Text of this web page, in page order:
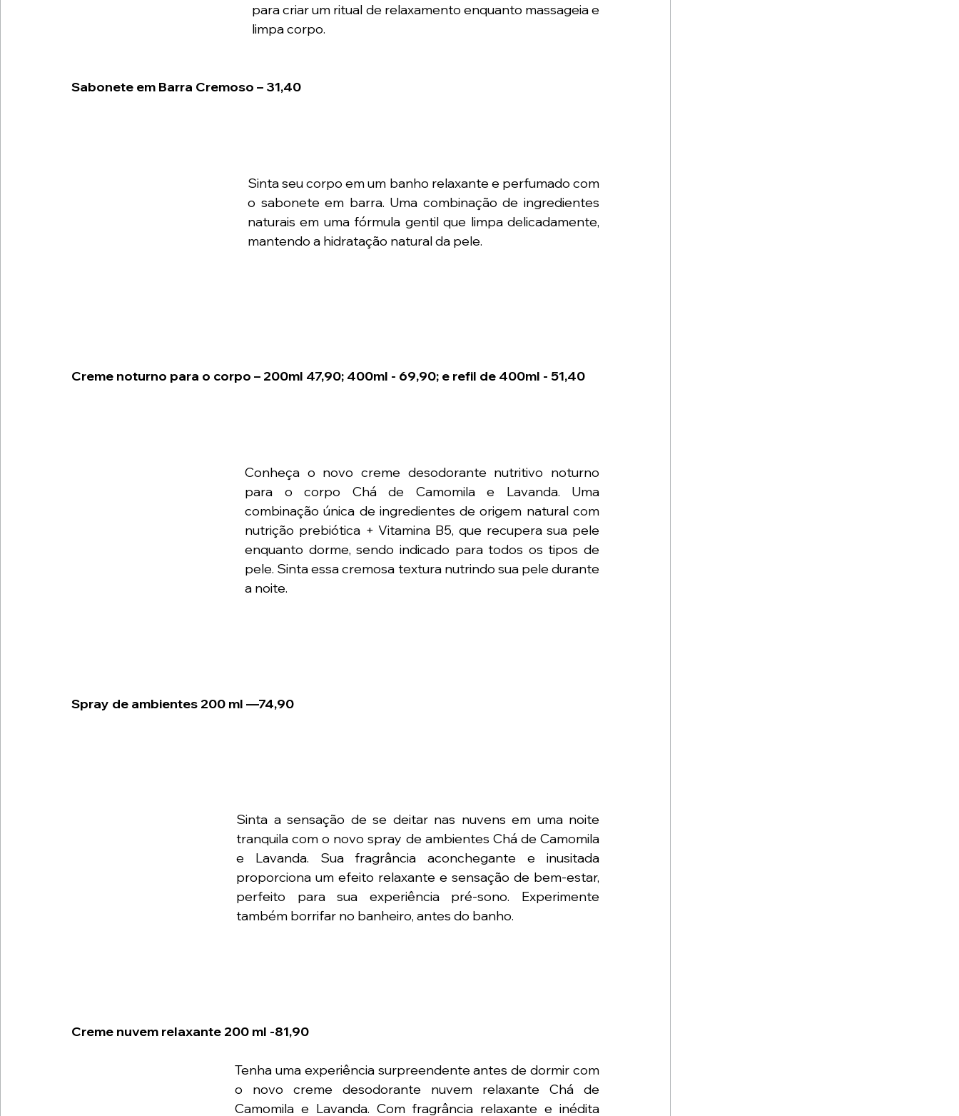
para criar um ritual de relaxamento enquanto massageia e
limpa corpo.
Sabonete em Barra Cremoso – 31,40
Sinta seu corpo em um banho relaxante e perfumado com
o sabonete em barra. Uma combinação de ingredientes
naturais em uma fórmula gentil que limpa delicadamente,
mantendo a hidratação natural da pele.
Creme noturno para o corpo – 200ml 47,90; 400ml - 69,90; e refil de 400ml - 51,40
Conheça o novo creme desodorante nutritivo noturno
para o corpo Chá de Camomila e Lavanda. Uma
combinação única de ingredientes de origem natural com
nutrição prebiótica + Vitamina B5, que recupera sua pele
enquanto dorme, sendo indicado para todos os tipos de
pele. Sinta essa cremosa textura nutrindo sua pele durante
a noite.
Spray de ambientes 200 ml —74,90
Sinta a sensação de se deitar nas nuvens em uma noite
tranquila com o novo spray de ambientes Chá de Camomila
e Lavanda. Sua fragrância aconchegante e inusitada
proporciona um efeito relaxante e sensação de bem-estar,
perfeito para sua experiência pré-sono. Experimente
também borrifar no banheiro, antes do banho.
Creme nuvem relaxante 200 ml -81,90
Tenha uma experiência surpreendente antes de dormir com
o novo creme desodorante nuvem relaxante Chá de
Camomila e Lavanda. Com fragrância relaxante e inédita